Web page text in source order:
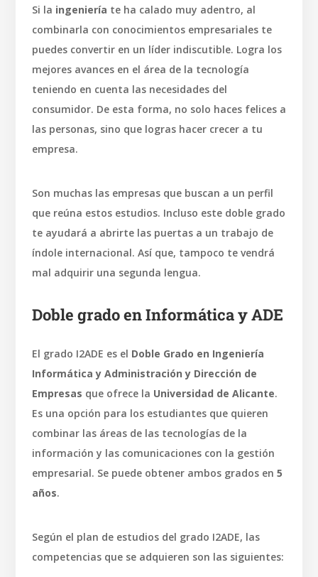
Si la ingeniería te ha calado muy adentro, al
combinarla con conocimientos empresariales te
puedes convertir en un líder indiscutible. Logra los
mejores avances en el área de la tecnología
teniendo en cuenta las necesidades del
consumidor. De esta forma, no solo haces felices a
las personas, sino que logras hacer crecer a tu
empresa.
Son muchas las empresas que buscan a un perfil
que reúna estos estudios. Incluso este doble grado
te ayudará a abrirte las puertas a un trabajo de
índole internacional. Así que, tampoco te vendrá
mal adquirir una segunda lengua.
Doble grado en Informática y ADE
El grado I2ADE es el Doble Grado en Ingeniería
Informática y Administración y Dirección de
Empresas que ofrece la Universidad de Alicante.
Es una opción para los estudiantes que quieren
combinar las áreas de las tecnologías de la
información y las comunicaciones con la gestión
empresarial. Se puede obtener ambos grados en 5
años.
Según el plan de estudios del grado I2ADE, las
competencias que se adquieren son las siguientes: